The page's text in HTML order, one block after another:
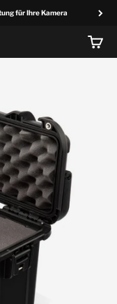
für Ihre Kamera